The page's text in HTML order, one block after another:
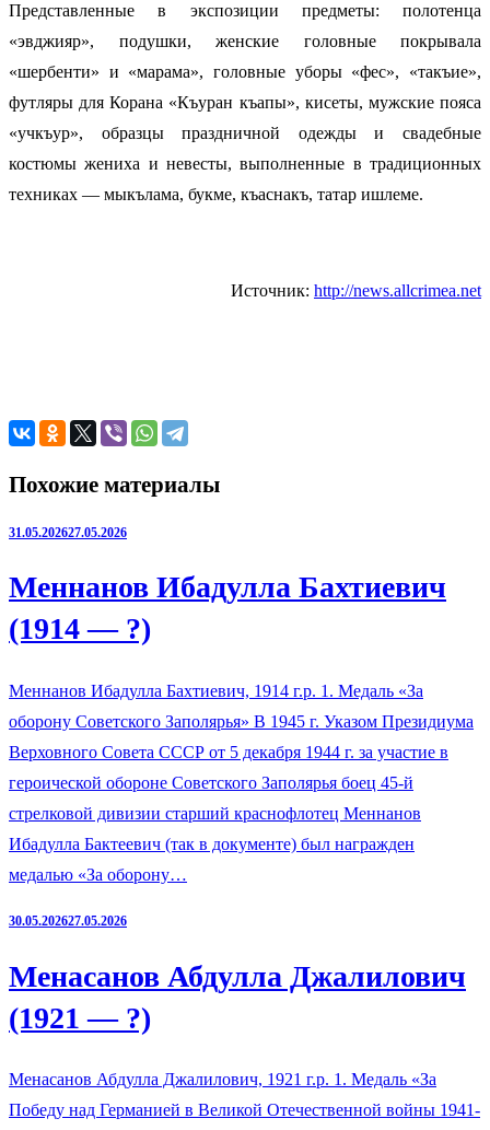
Представленные в экспозиции предметы: полотенца
«эвджияр», подушки, женские головные покрывала
«шербенти» и «марама», головные уборы «фес», «такъие»,
футляры для Корана «Къуран къапы», кисеты, мужские пояса
«учкъур», образцы праздничной одежды и свадебные
костюмы жениха и невесты, выполненные в традиционных
техниках — мыкълама, букме, къаснакъ, татар ишлеме.
Источник: http://news.allcrimea.net
Похожие материалы
31.05.202627.05.2026
Меннанов Ибадулла Бахтиевич
(1914 — ?)
Меннанов Ибадулла Бахтиевич, 1914 г.р. 1. Медаль «За
оборону Советского Заполярья» В 1945 г. Указом Президиума
Верховного Совета СССР от 5 декабря 1944 г. за участие в
героической обороне Советского Заполярья боец 45-й
стрелковой дивизии старший краснофлотец Меннанов
Ибадулла Бактеевич (так в документе) был награжден
медалью «За оборону…
30.05.202627.05.2026
Менасанов Абдулла Джалилович
(1921 — ?)
Менасанов Абдулла Джалилович, 1921 г.р. 1. Медаль «За
Победу над Германией в Великой Отечественной войны 1941-